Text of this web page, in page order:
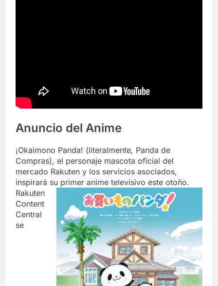
Anuncio del Anime
¡Okaimono Panda! (literalmente, Panda de
Compras), el personaje mascota oficial del
mercado Rakuten y los servicios asociados,
inspirará su primer anime televisivo este otoño.
Rakuten
Content
Central
se